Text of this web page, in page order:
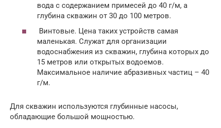
вода с содержанием примесей до 40 г/м, а
глубина скважин от 30 до 100 метров.
Винтовые. Цена таких устройств самая
маленькая. Служат для организации
водоснабжения из скважин, глубина которых до
15 метров или открытых водоемов.
Максимальное наличие абразивных частиц – 40
г/м.
Для скважин используются глубинные насосы,
обладающие большой мощностью.